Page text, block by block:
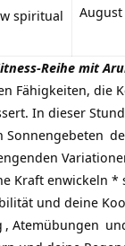
spiritual
August
Reihe mit
Fähigkeiten, die
In dieser
Sonnengebeten
Kraft enwickeln *
und deine
, Atemübungen